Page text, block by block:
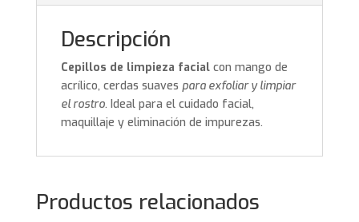
Descripción
Cepillos de limpieza facialcon mango de
acrílico, cerdas suaves para exfoliar y limpiar
el rostro. Ideal para el cuidado facial,
maquillaje y eliminación de impurezas.
Productos relacionados